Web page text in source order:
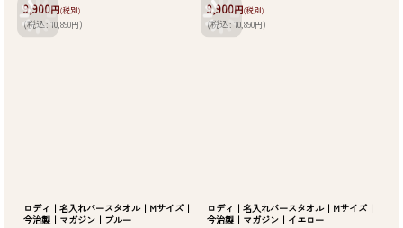
9,900円(税別)
(税込: 10,890円)
9,900円(税別)
(税込: 10,890円)
ロディ｜名入れバースタオル｜Mサイズ｜
今治製｜マガジン｜ブルー
ロディ｜名入れバースタオル｜Mサイズ｜
今治製｜マガジン｜イエロー